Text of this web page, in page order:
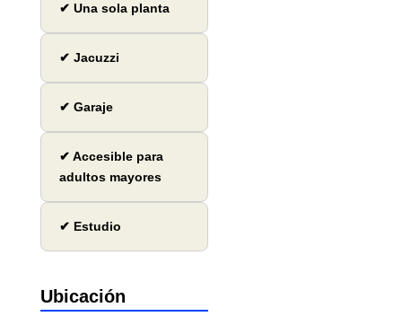
✔ Una sola planta
✔ Jacuzzi
✔ Garaje
✔ Accesible para
adultos mayores
✔ Estudio
Ubicación